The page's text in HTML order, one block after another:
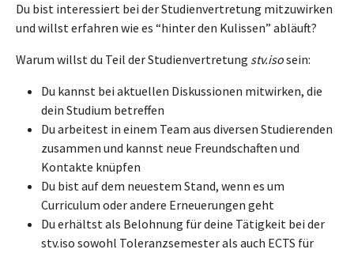
Du bist interessiert bei der Studienvertretung mitzuwirken
und willst erfahren wie es “hinter den Kulissen” abläuft?
Warum willst du Teil der Studienvertretung stv.isosein:
Du kannst bei aktuellen Diskussionen mitwirken, die
dein Studium betreffen
Du arbeitest in einem Team aus diversen Studierenden
zusammen und kannst neue Freundschaften und
Kontakte knüpfen
Du bist auf dem neuestem Stand, wenn es um
Curriculum oder andere Erneuerungen geht
Du erhältst als Belohnung für deine Tätigkeit bei der
stv.iso sowohl Toleranzsemester als auch ECTS für